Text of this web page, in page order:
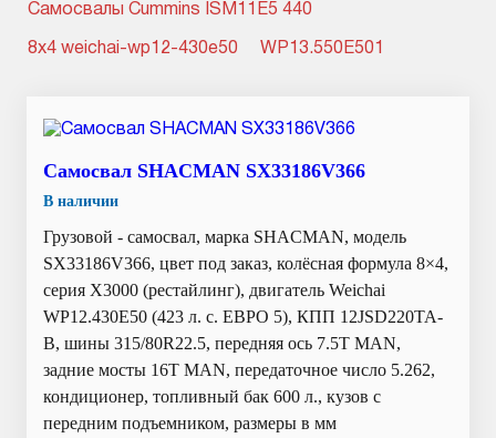
Самосвалы Cummins ISM11E5 440
8x4 weichai-wp12-430e50 WP13.550E501
Самосвал SHACMAN SX33186V366
В наличии
Грузовой - самосвал, марка SHACMAN, модель
SX33186V366, цвет под заказ, колёсная формула 8×4,
серия X3000 (рестайлинг), двигатель Weichai
WP12.430E50 (423 л. с. ЕВРО 5), КПП 12JSD220TA-
В, шины 315/80R22.5, передняя ось 7.5T MAN,
задние мосты 16T MAN, передаточное число 5.262,
кондиционер, топливный бак 600 л., кузов с
передним подъемником, размеры в мм